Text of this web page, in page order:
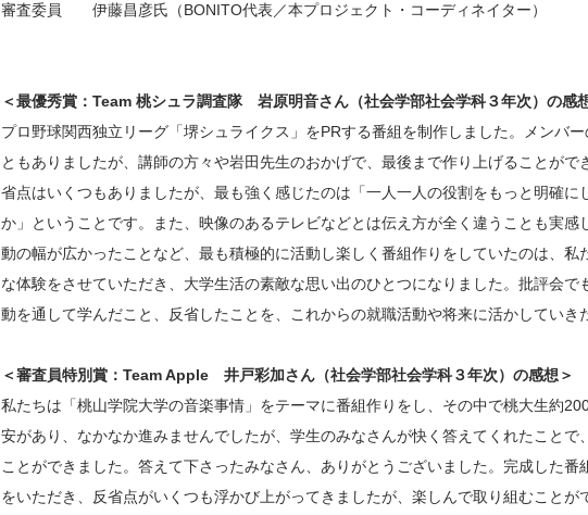
審査委員 伊藤昌彦氏（BONITO代表／本プロジェクト・コーディネイター）
＜最優秀賞：Team 桃シュラ調査隊 岩原明音さん（社会学部社会学科３年次）の感
プロ野球関西独立リーグ「堺シュライクス」をPRする番組を制作しました。メンバ
ともありましたが、講師の方々や岩田先生のおかげで、最後まで作り上げることが
省点はいくつもありましたが、最も強く感じたのは「一人一人の役割をもっと明確
か」ということです。また、映像のあるテレビなどとは伝え方が全く違うことも実
動の幅が広かったことなど、最も積極的に活動し楽しく番組作りをしていたのは、
な体験をさせていただき、大学生活の素敵な思い出のひとつになりました。批評会
動を通して学んだこと、反省したことを、これからの就職活動や将来に活かしていき
＜審査員特別賞：Team Apple 井戸彩加さん（社会学部社会学科３年次）の感想＞
私たちは「桃山学院大学の音楽事情」をテーマに番組作りをし、その中で桃大生約
安があり、なかなか進みませんでしたが、学生のみなさんが快く答えてくれたことで
ことができました。答えて下さったみなさん、ありがとうございました。完成した
をいただき、反省点がいくつも浮かび上がってきましたが、楽しんで取り組むこと